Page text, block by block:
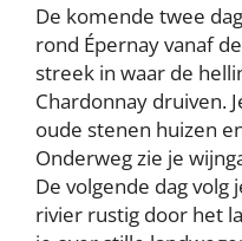
De komende twee
rond Épernay vanaf
streek in waar de
Chardonnay druiven.
oude stenen huizen
Onderweg zie je
De volgende dag volg
rivier rustig door het